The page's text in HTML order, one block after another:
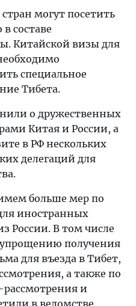
могут посетить
составе
Китайской визы для
специальное
Тибета.
о дружественных
Китая и России, а
в РФ нескольких
делегаций для
больше мер по
иностранных
России. В том числе
получения
для въезда в Тибет,
а также по
и
в ведомстве.